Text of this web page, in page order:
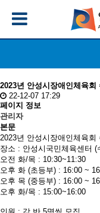
2023년 안성시장애인체육
22-12-07 17:29
페이지 정보
관리자
본문
2023년 안성시장애인체육회
장소 : 안성시국민체육센터 (
오전 화/목 : 10:30~11:30
오후 화 (초등부) : 16:00 ~
오후 목 (중등부) : 16:00 ~
오후 화/목 : 15:00~16:00